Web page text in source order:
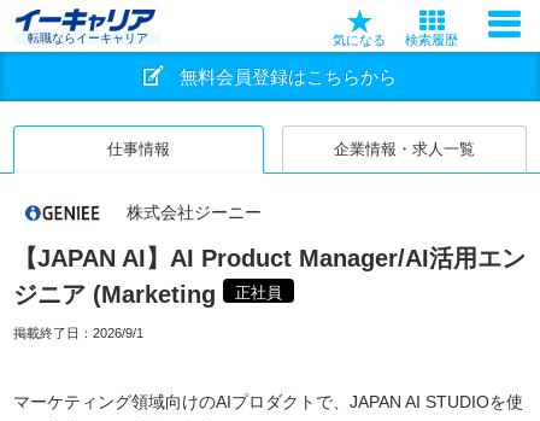
転職ならイーキャリア 気になる 検索履歴
無料会員登録はこちらから
仕事情報 企業情報・求人一覧
株式会社ジーニー
【JAPAN AI】AI Product Manager/AI活用エン
ジニア (Marketing
正社員
掲載終了日： 2026/9/1
マーケティング領域向けのAIプロダクトで、JAPAN AI STUDIOを使